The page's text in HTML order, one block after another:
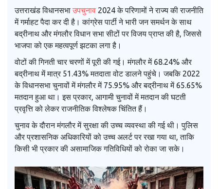
उत्तराखंड विधानसभा उपचुनाव 2024 के परिणामों ने राज्य की राजनीति
में गर्माहट पैदा कर दी है। कांग्रेस पार्टी ने भारी जन समर्थन के साथ
बद्रीनाथ और मंगलौर विधान सभा सीटों पर विजय प्राप्त की है, जिससे
भाजपा को एक महत्वपूर्ण झटका लगा है।
वोटों की गिनती चार चरणों में पूरी की गई। मंगलौर में 68.24% और
बद्रीनाथ में मात्र 51.43% मतदाता वोट डालने पहुंचे। जबकि 2022
के विधानसभा चुनावों में मंगलौर में 75.95% और बद्रीनाथ में 65.65%
मतदान हुआ था। इस प्रकार, आगामी चुनावों में मतदान की घटती
प्रवृत्ति को लेकर राजनीतिक विश्लेषक चिंतित हैं।
चुनाव के दौरान मंगलौर में सुरक्षा की उच्च व्यवस्था की गई थी। पुलिस
और प्रशासनिक अधिकारियों को उच्च अलर्ट पर रखा गया था, ताकि
किसी भी प्रकार की असामाजिक गतिविधियों को रोका जा सके।